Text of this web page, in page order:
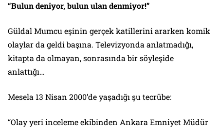
“Bulun deniyor, bulun ulan denmiyor!”
Güldal Mumcu eşinin gerçek katillerini ararken komik
olaylar da geldi başına. Televizyonda anlatmadığı,
kitapta da olmayan, sonrasında bir söyleşide
anlattığı…
Mesela 13 Nisan 2000’de yaşadığı şu tecrübe:
“Olay yeri inceleme ekibinden Ankara Emniyet Müdür